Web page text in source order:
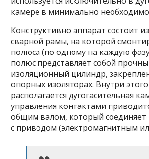
камере в минимально
Конструктивно аппарат состоит
сварной рамы, на которой
полюса (по одному на каждую
полюс представляет собой
изоляционный цилиндр,
опорных изоляторах. Внутри
располагается дугогасительная
управления контактами
общим валом, который соединяет
с приводом (электромагнитным